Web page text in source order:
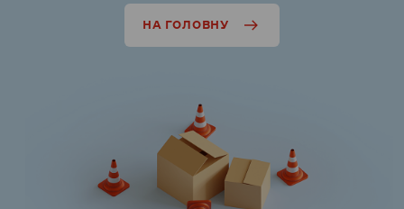
НА ГОЛОВНУ